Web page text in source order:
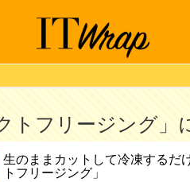
トフリージング」
生のままカットして冷凍する
トフリージング」